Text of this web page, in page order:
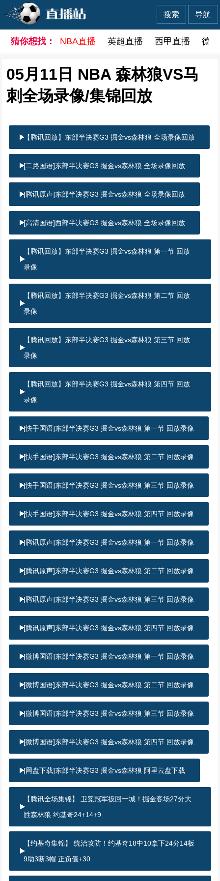
导航
搜索
猜你想找： NBA直播 英超直播 西甲直播 德
05月11日 NBA 森林狼VS马
刺全场录像/集锦回放
【腾讯回放】东部半决赛G3 掘金vs森林狼 全场录像回放
[二路国语]东部半决赛G3 掘金vs森林狼 全场录像回放
[腾讯原声]东部半决赛G3 掘金vs森林狼 全场录像回放
[高清国语]西部半决赛G3 掘金vs森林狼 全场录像回放
【腾讯回放】东部半决赛G3 掘金vs森林狼 第一节 回放
录像
【腾讯回放】东部半决赛G3 掘金vs森林狼 第二节 回放
录像
【腾讯回放】东部半决赛G3 掘金vs森林狼 第三节 回放
录像
【腾讯回放】东部半决赛G3 掘金vs森林狼 第四节 回放
录像
[快手国语]东部半决赛G3 掘金vs森林狼 第一节 回放录像
[快手国语]东部半决赛G3 掘金vs森林狼 第二节 回放录像
[快手国语]东部半决赛G3 掘金vs森林狼 第三节 回放录像
[快手国语]东部半决赛G3 掘金vs森林狼 第四节 回放录像
[腾讯原声]东部半决赛G3 掘金vs森林狼 第一节 回放录像
[腾讯原声]东部半决赛G3 掘金vs森林狼 第二节 回放录像
[腾讯原声]东部半决赛G3 掘金vs森林狼 第三节 回放录像
[腾讯原声]东部半决赛G3 掘金vs森林狼 第四节 回放录像
[微博国语]东部半决赛G3 掘金vs森林狼 第一节 回放录像
[微博国语]东部半决赛G3 掘金vs森林狼 第二节 回放录像
[微博国语]东部半决赛G3 掘金vs森林狼 第三节 回放录像
[微博国语]东部半决赛G3 掘金vs森林狼 第四节 回放录像
[网盘下载]东部半决赛G3 掘金vs森林狼 阿里云盘下载
【腾讯全场集锦】 卫冕冠军扳回一城！掘金客场27分大
胜森林狼 约基奇24+14+9
【约基奇集锦】 统治攻防！约基奇18中10拿下24分14板
9助3断3帽 正负值+30